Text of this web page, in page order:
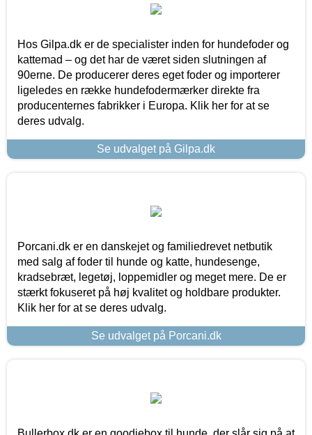
Hos Gilpa.dk er de specialister inden for hundefoder og
kattemad – og det har de været siden slutningen af
90erne. De producerer deres eget foder og importerer
ligeledes en række hundefodermærker direkte fra
producenternes fabrikker i Europa. Klik her for at se
deres udvalg.
Se udvalget på Gilpa.dk
Porcani.dk er en danskejet og familiedrevet netbutik
med salg af foder til hunde og katte, hundesenge,
kradsebræt, legetøj, loppemidler og meget mere. De er
stærkt fokuseret på høj kvalitet og holdbare produkter.
Klik her for at se deres udvalg.
Se udvalget på Porcani.dk